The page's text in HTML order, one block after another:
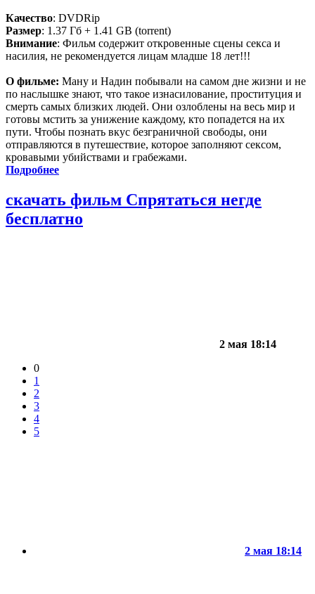
Качество: DVDRip
Размер: 1.37 Гб + 1.41 GB (torrent)
Внимание: Фильм содержит откровенные сцены секса и
насилия, не рекомендуется лицам младше 18 лет!!!
О фильме: Ману и Надин побывали на самом дне жизни и не
по наслышке знают, что такое изнасилование, проституция и
смерть самых близких людей. Они озлоблены на весь мир и
готовы мстить за унижение каждому, кто попадется на их
пути. Чтобы познать вкус безграничной свободы, они
отправляются в путешествие, которое заполняют сексом,
кровавыми убийствами и грабежами.
Подробнее
скачать фильм Спрятаться негде
бесплатно
2 мая 18:14
0
1
2
3
4
5
2 мая 18:14